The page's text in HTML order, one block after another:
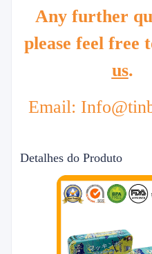
Any further
please feel free
us.
Email:
Detalhes do Produto